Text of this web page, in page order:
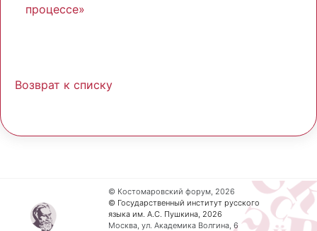
процессе»
Возврат к списку
© Костомаровский форум, 2026
© Государственный институт русского
языка им. А.С. Пушкина, 2026
Москва, ул. Академика Волгина, 6